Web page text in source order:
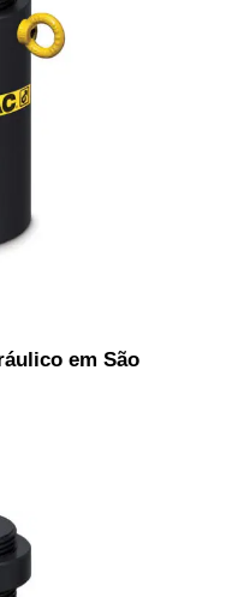
em São